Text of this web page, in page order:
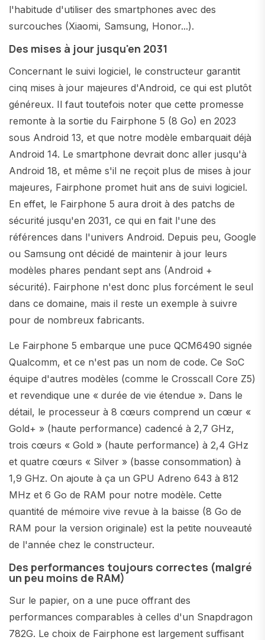
l'habitude d'utiliser des smartphones avec des
surcouches (Xiaomi, Samsung, Honor...).
Des mises à jour jusqu'en 2031
Concernant le suivi logiciel, le constructeur garantit
cinq mises à jour majeures d'Android, ce qui est plutôt
généreux. Il faut toutefois noter que cette promesse
remonte à la sortie du Fairphone 5 (8 Go) en 2023
sous Android 13, et que notre modèle embarquait déjà
Android 14. Le smartphone devrait donc aller jusqu'à
Android 18, et même s'il ne reçoit plus de mises à jour
majeures, Fairphone promet huit ans de suivi logiciel.
En effet, le Fairphone 5 aura droit à des patchs de
sécurité jusqu'en 2031, ce qui en fait l'une des
références dans l'univers Android. Depuis peu, Google
ou Samsung ont décidé de maintenir à jour leurs
modèles phares pendant sept ans (Android +
sécurité). Fairphone n'est donc plus forcément le seul
dans ce domaine, mais il reste un exemple à suivre
pour de nombreux fabricants.
Le Fairphone 5 embarque une puce QCM6490 signée
Qualcomm, et ce n'est pas un nom de code. Ce SoC
équipe d'autres modèles (comme le Crosscall Core Z5)
et revendique une « durée de vie étendue ». Dans le
détail, le processeur à 8 cœurs comprend un cœur «
Gold+ » (haute performance) cadencé à 2,7 GHz,
trois cœurs « Gold » (haute performance) à 2,4 GHz
et quatre cœurs « Silver » (basse consommation) à
1,9 GHz. On ajoute à ça un GPU Adreno 643 à 812
MHz et 6 Go de RAM pour notre modèle. Cette
quantité de mémoire vive revue à la baisse (8 Go de
RAM pour la version originale) est la petite nouveauté
de l'année chez le constructeur.
Des performances toujours correctes (malgré
un peu moins de RAM)
Sur le papier, on a une puce offrant des
performances comparables à celles d'un Snapdragon
782G. Le choix de Fairphone est largement suffisant